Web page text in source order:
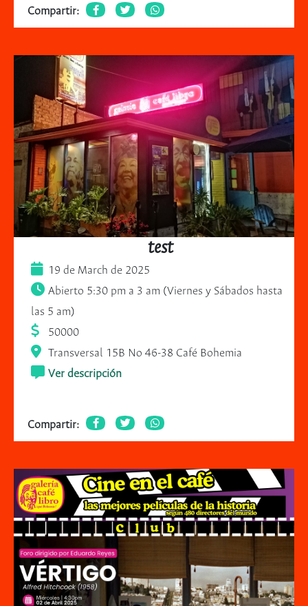
Compartir:
test
19 de March de 2025
Abierto 5:30 pm a 3 am (Viernes y Sábados hasta
las 5 am)
50000
Transversal 15B No 46-38 Café Bohemia
Ver descripción
Compartir: